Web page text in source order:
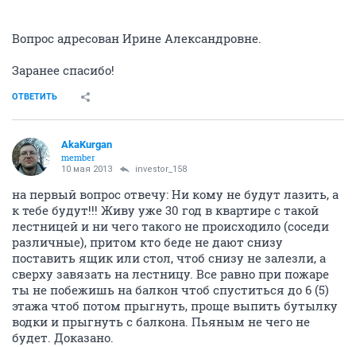
Вопрос адресован Ирине Александровне.
Заранее спасибо!
ОТВЕТИТЬ
AkaKurgan
member
10 мая 2013 investor_158
на первый вопрос отвечу: Ни кому не будут лазить, а
к тебе будут!!! Живу уже 30 год в квартире с такой
лестницей и ни чего такого не происходило (соседи
различные), притом кто беде не дают снизу
поставить ящик или стол, чтоб снизу не залезли, а
сверху завязать на лестницу. Все равно при пожаре
ты не побежишь на балкон чтоб спуститься до 6 (5)
этажа чтоб потом прыгнуть, проще выпить бутылку
водки и прыгнуть с балкона. Пьяным не чего не
будет. Доказано.